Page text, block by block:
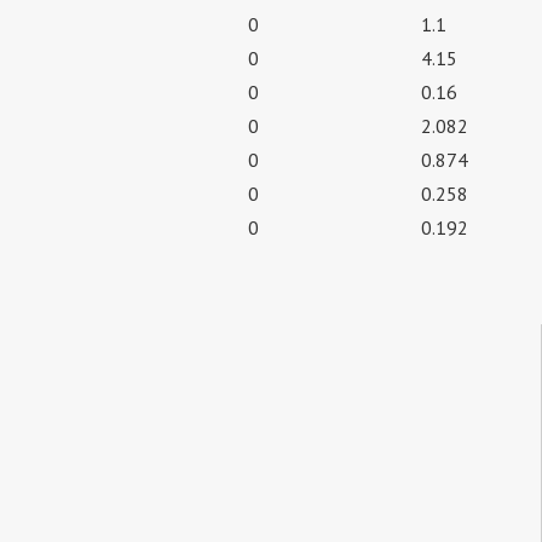
0
1.1
0
4.15
0
0.16
0
2.082
0
0.874
0
0.258
0 0.192